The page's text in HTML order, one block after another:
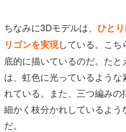
ちなみに3Dモデルは、 ひと
リゴンを実現している。こち
底的に描いているのだ。た
は、虹色に光っているような
れている。また、三つ編み
細かく枝分かれしているよ
だ。